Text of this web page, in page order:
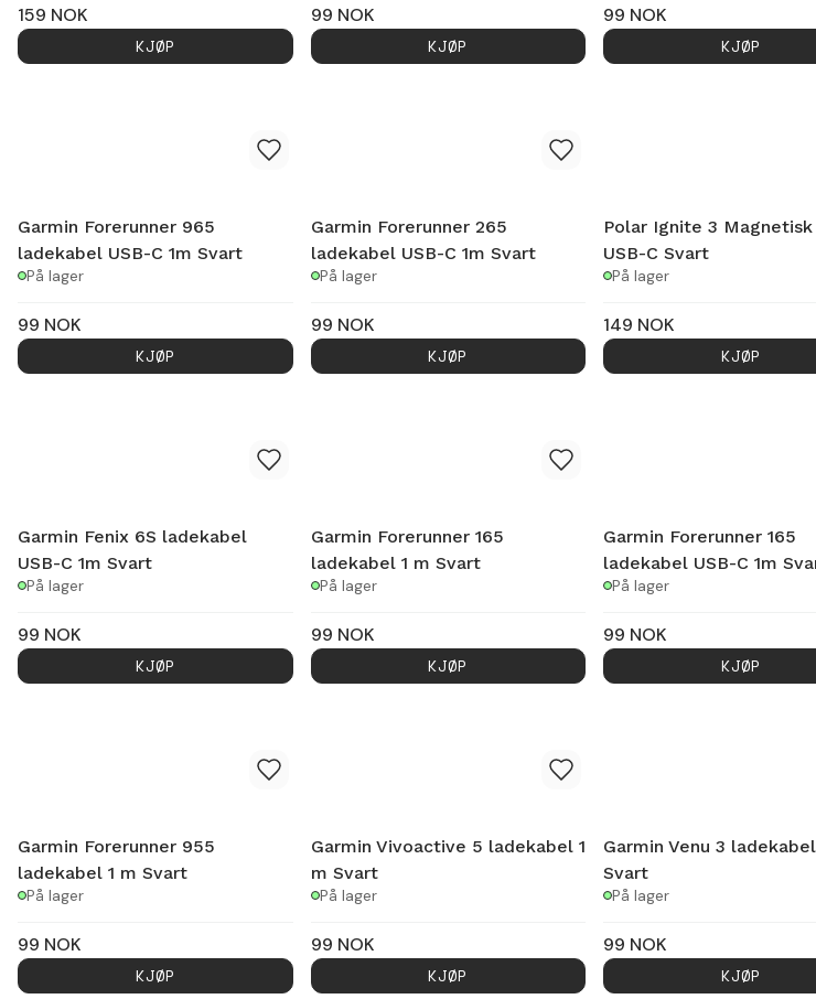
159 NOK
KJØP
99 NOK
KJØP
99 NOK
KJØP
Garmin Forerunner 965
ladekabel USB-C 1m Svart
På lager
99 NOK
KJØP
Garmin Forerunner 265
ladekabel USB-C 1m Svart
På lager
99 NOK
KJØP
Polar Ignite 3
USB-C Svart
På lager
149 NOK
KJØP
Garmin Fenix 6S ladekabel
USB-C 1m Svart
På lager
99 NOK
KJØP
Garmin Forerunner 165
ladekabel 1 m Svart
På lager
99 NOK
KJØP
Garmin Forerunner 165
ladekabel USB-C 1m
På lager
99 NOK
KJØP
Garmin Forerunner 955
ladekabel 1 m Svart
På lager
99 NOK
KJØP
Garmin Vivoactive 5 ladekabel 1
m Svart
På lager
99 NOK
KJØP
Garmin Venu 3
Svart
På lager
99 NOK
KJØP